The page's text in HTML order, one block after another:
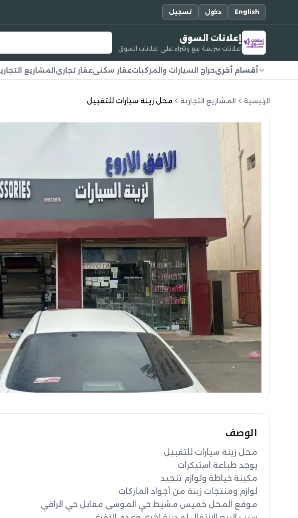
English دخول تسجيل
إعلانات السوق
اعلانات سريعة بيع وشراء على اعلانات السوق
أقسام أخرىحراج السيارات والمركباتعقار سكنيعقار تجاري المشاريع
الرئيسية المشاريع التجارية محل زينة سيارات للتقبيل
الوصف